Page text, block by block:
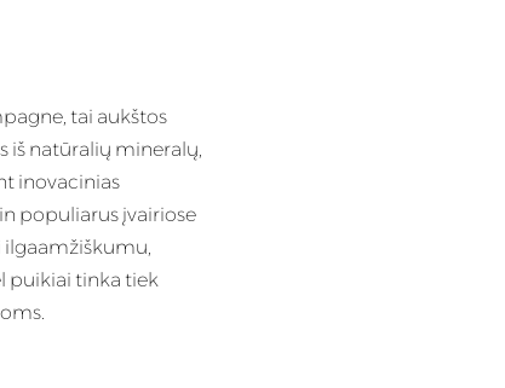
tai aukštos
iš natūralių mineralų,
inovacinias
populiarus įvairiose
ilgaamžiškumu,
puikiai tinka tiek